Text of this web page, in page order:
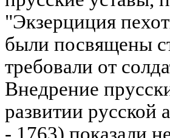
"Экзерциция
были посвящены
требовали от
Внедрение
развитии
- 1763) показали